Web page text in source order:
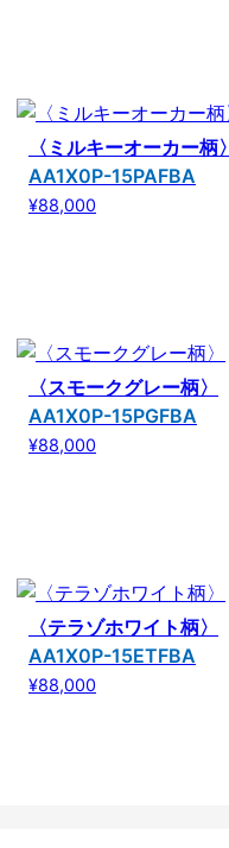
〈ミルキーオーカー柄〉
AA1X0P-15PAFBA
¥88,000
〈スモークグレー柄〉
AA1X0P-15PGFBA
¥88,000
〈テラゾホワイト柄〉
AA1X0P-15ETFBA
¥88,000